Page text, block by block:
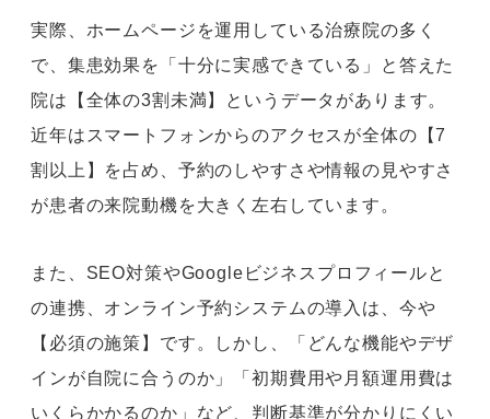
実際、ホームページを運用している治療院の多く
で、集患効果を「十分に実感できている」と答えた
院は【全体の3割未満】というデータがあります。
近年はスマートフォンからのアクセスが全体の【7
割以上】を占め、予約のしやすさや情報の見やすさ
が患者の来院動機を大きく左右しています。
また、SEO対策やGoogleビジネスプロフィールと
の連携、オンライン予約システムの導入は、今や
【必須の施策】です。しかし、「どんな機能やデザ
インが自院に合うのか」「初期費用や月額運用費は
いくらかかるのか」など、判断基準が分かりにくい